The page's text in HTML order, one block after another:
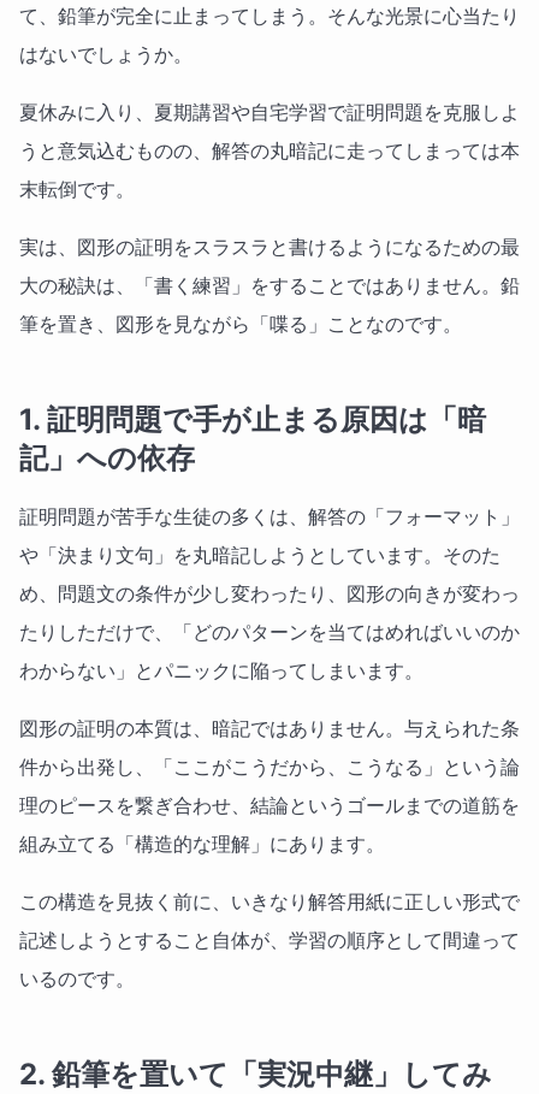
て、鉛筆が完全に止まってしまう。そんな光景に心当たり
はないでしょうか。
夏休みに入り、夏期講習や自宅学習で証明問題を克服しよ
うと意気込むものの、解答の丸暗記に走ってしまっては本
末転倒です。
実は、図形の証明をスラスラと書けるようになるための最
大の秘訣は、「書く練習」をすることではありません。鉛
筆を置き、図形を見ながら「喋る」ことなのです。
1. 証明問題で手が止まる原因は「暗
記」への依存
証明問題が苦手な生徒の多くは、解答の「フォーマット」
や「決まり文句」を丸暗記しようとしています。そのた
め、問題文の条件が少し変わったり、図形の向きが変わっ
たりしただけで、「どのパターンを当てはめればいいのか
わからない」とパニックに陥ってしまいます。
図形の証明の本質は、暗記ではありません。与えられた条
件から出発し、「ここがこうだから、こうなる」という論
理のピースを繋ぎ合わせ、結論というゴールまでの道筋を
組み立てる「構造的な理解」にあります。
この構造を見抜く前に、いきなり解答用紙に正しい形式で
記述しようとすること自体が、学習の順序として間違って
いるのです。
2. 鉛筆を置いて「実況中継」してみ